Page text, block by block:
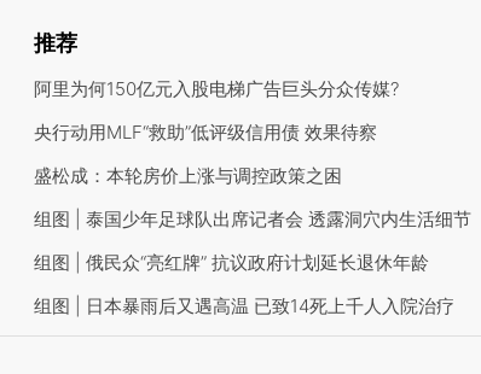
推荐
阿里为何150亿元入股电梯广告巨头分众传媒?
央行动用MLF“救助”低评级信用债 效果待察
盛松成：本轮房价上涨与调控政策之困
组图 | 泰国少年足球队出席记者会 透露洞穴内生活细节
组图 | 俄民众“亮红牌” 抗议政府计划延长退休年龄
组图 | 日本暴雨后又遇高温 已致14死上千人入院治疗